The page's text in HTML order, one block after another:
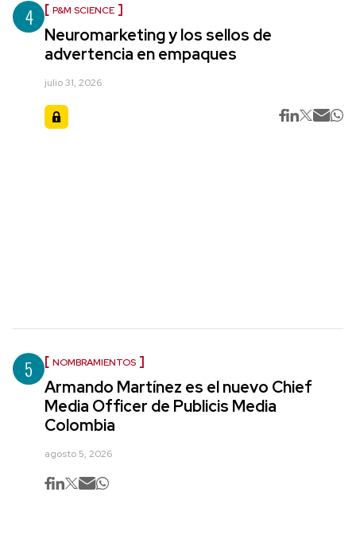
4 P&M SCIENCE
Neuromarketing y los sellos de
advertencia en empaques
julio 31, 2026
5 NOMBRAMIENTOS
Armando Martínez es el nuevo Chief
Media Officer de Publicis Media
Colombia
agosto 5, 2026